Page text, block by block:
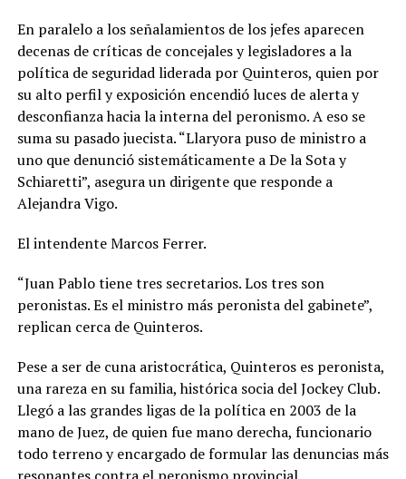
En paralelo a los señalamientos de los jefes aparecen
decenas de críticas de concejales y legisladores a la
política de seguridad liderada por Quinteros, quien por
su alto perfil y exposición encendió luces de alerta y
desconfianza hacia la interna del peronismo. A eso se
suma su pasado juecista. “Llaryora puso de ministro a
uno que denunció sistemáticamente a De la Sota y
Schiaretti”, asegura un dirigente que responde a
Alejandra Vigo.
El intendente Marcos Ferrer.
“Juan Pablo tiene tres secretarios. Los tres son
peronistas. Es el ministro más peronista del gabinete”,
replican cerca de Quinteros.
Pese a ser de cuna aristocrática, Quinteros es peronista,
una rareza en su familia, histórica socia del Jockey Club.
Llegó a las grandes ligas de la política en 2003 de la
mano de Juez, de quien fue mano derecha, funcionario
todo terreno y encargado de formular las denuncias más